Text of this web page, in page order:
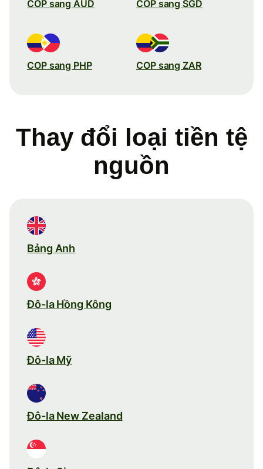
COP sang AUD COP sang SGD
COP sang PHP COP sang ZAR
Thay đổi loại tiền tệ
nguồn
Bảng Anh
Đô-la Hồng Kông
Đô-la Mỹ
Đô-la New Zealand